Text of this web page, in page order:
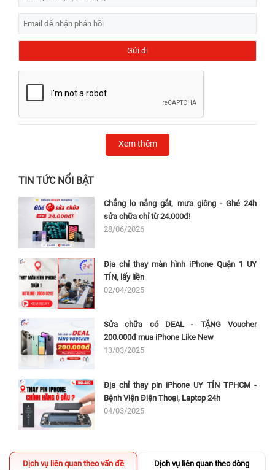
Xem thêm
TIN TỨC NỔI BẬT
Chẳng lo nắng gắt, mưa giông - Ghé 24h
sửa chữa chỉ từ 24.000đ!
28/06/2026
Địa chỉ thay màn hình iPhone Quận 1 UY
TÍN, lấy liền
02/04/2025
Sửa chữa có DEAL - TẶNG Voucher
200.000đ mua iPhone Like New
13/03/2025
Địa chỉ thay pin iPhone UY TÍN TPHCM -
Bệnh Viện Điện Thoại, Laptop 24h
04/03/2025
Dịch vụ liên quan theo vấn đề Dịch vụ liên quan theo dòng